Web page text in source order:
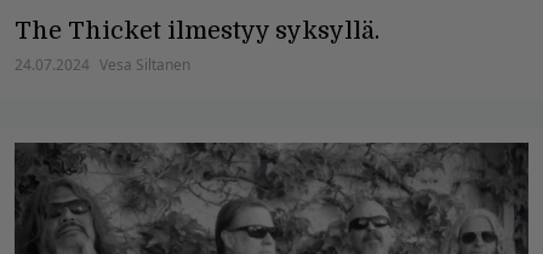
The Thicket ilmestyy syksyllä.
24.07.2024 Vesa Siltanen